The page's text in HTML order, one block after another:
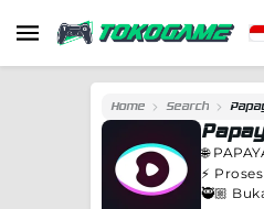
Home Search
🌐
⚡️
🥷🏼